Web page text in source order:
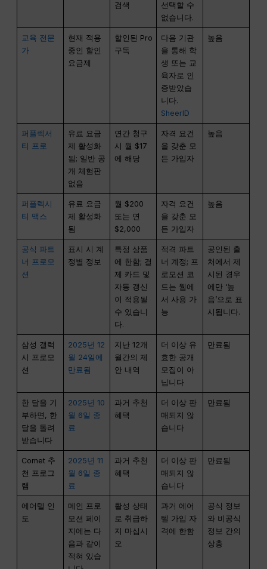
검색
선택할 수
없습니다.
교육 전문
가
현재 적용
중인 할인
요금제
할인된 Pro
구독
다음 기관
을 통해 학
생 또는 교
육자로 인
증받았습
니다.
SheerID
높음
퍼플렉서
티 프로
유료 요금
제 활성화
됨; 일반 공
개 체험판
없음
연간 청구
시 월 $17
에 해당
자격 요건
을 갖춘 모
든 가입자
높음
퍼플렉시
티 맥스
유료 요금
제 활성화
됨
월 $200
또는 연
$2,000
자격 요건
을 갖춘 모
든 가입자
높음
공식 파트
너 프로모
션
표시 시 계
정별 정보
특정 상품
에 한함; 결
제 카드 및
자동 갱신
이 적용될
수 있습니
다.
적격 파트
너 계정; 프
로모션 코
드는 웹에
서 사용 가
능
공인된 출
처에서 제
시된 경우
에만 ‘높
음’으로 표
시됩니다.
삼성 갤럭
시 프로모
션
2025년 12
월 24일에
만료됨
지난 12개
월간의 제
안 내역
더 이상 유
효한 공개
모집이 아
닙니다
만료됨
한 달을 기
부하면, 한
달을 돌려
받습니다
2025년 10
월 6일 종
료
과거 추천
혜택
더 이상 판
매되지 않
습니다
만료됨
Comet 추
천 프로그
램
2025년 11
월 6일 종
료
과거 추천
혜택
더 이상 판
매되지 않
습니다
만료됨
에어텔 인
도
메인 프로
모션 페이
지에는 다
음과 같이
적혀 있습
활성 상태
로 취급하
지 마십시
오
과거 에어
텔 가입 자
격에 한함
공식 정보
와 비공식
정보 간의
상충